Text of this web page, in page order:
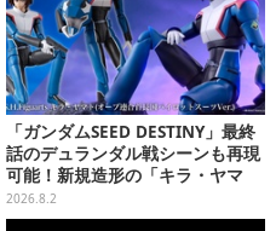
「ガンダムSEED DESTINY」最終
話のデュランダル戦シーンも再現
可能！新規造形の「キラ・ヤマ
ト」アクションフィギュアが予約
受付実施
2026.8.2